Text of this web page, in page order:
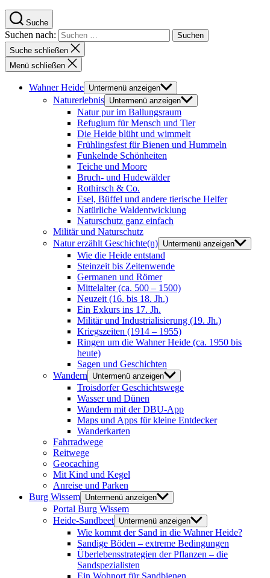
Suche
Suchen nach:
Suche schließen
Menü schließen
Wahner Heide Untermenü anzeigen
Naturerlebnis Untermenü anzeigen
Natur pur im Ballungsraum
Refugium für Mensch und Tier
Die Heide blüht und wimmelt
Frühlingsfest für Bienen und Hummeln
Funkelnde Schönheiten
Teiche und Moore
Bruch- und Hudewälder
Rothirsch & Co.
Esel, Büffel und andere tierische Helfer
Natürliche Waldentwicklung
Naturschutz ganz einfach
Militär und Naturschutz
Natur erzählt Geschichte(n) Untermenü anzeigen
Wie die Heide entstand
Steinzeit bis Zeitenwende
Germanen und Römer
Mittelalter (ca. 500 – 1500)
Neuzeit (16. bis 18. Jh.)
Ein Exkurs ins 17. Jh.
Militär und Industrialisierung (19. Jh.)
Kriegszeiten (1914 – 1955)
Ringen um die Wahner Heide (ca. 1950 bis
heute)
Sagen und Geschichten
Wandern
Untermenü anzeigen
Troisdorfer Geschichtswege
Wasser und Dünen
Wandern mit der DBU-App
Maps und Apps für kleine Entdecker
Wanderkarten
Fahrradwege
Reitwege
Geocaching
Mit Kind und Kegel
Anreise und Parken
Burg Wissem Untermenü anzeigen
Portal Burg Wissem
Heide-Sandbeet Untermenü anzeigen
Wie kommt der Sand in die Wahner Heide?
Sandige Böden – extreme Bedingungen
Überlebensstrategien der Pflanzen – die
Sandspezialisten
Ein Wohnort für Sandbienen